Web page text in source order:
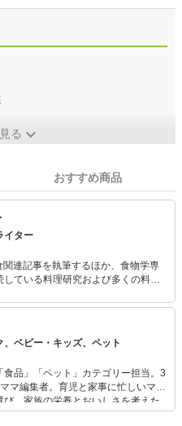
る
おすすめ商品
イター
連記事を執筆するほか、食物学専
ている料理研究および多くの料理
にレシピ提供・メニューアドバイス
ベビー・キッズ、ペット
食品」「ペット」カテゴリー担当。3
マ編集者。育児と家事に忙しいママ
び、家族の栄養とおいしさを考えた
ラックスタイムを楽しむためのスイ